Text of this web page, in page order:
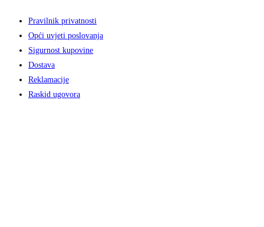
Pravilnik privatnosti
Opći uvjeti poslovanja
Sigurnost kupovine
Dostava
Reklamacije
Raskid ugovora